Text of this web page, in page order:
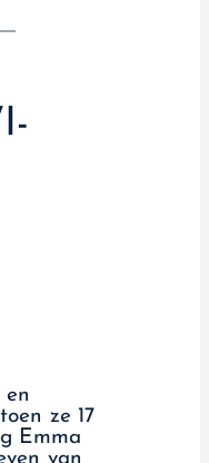
en
ze 17
Emma